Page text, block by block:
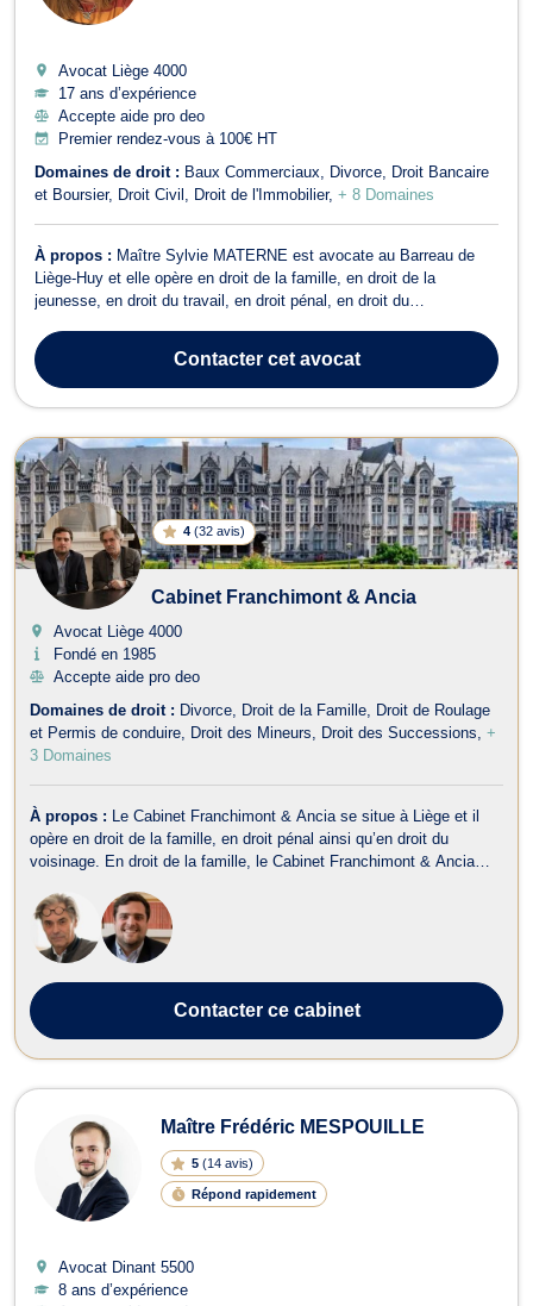
Avocat Liège 4000
17 ans d’expérience
Accepte aide pro deo
Premier rendez-vous à 100€ HT
Domaines de droit : Baux Commerciaux Divorce
Droit Bancaire
et Boursier
Droit Civil Droit de l'Immobilier + 8 Domaines
À propos : Maître Sylvie MATERNE est avocate au Barreau de
Liège-Huy et elle opère en droit de la famille, en droit de la
jeunesse, en droit du travail, en droit pénal, en droit du
en droit des sociétés, et en droit du crédit et de la consommation.
Maître Sylvie MATERNE ...
Contactercet avocat
4 (32 avis)
Cabinet Franchimont & Ancia
Avocat Liège 4000
Fondé en 1985
Accepte aide pro deo
Domaines de droit : Divorce Droit de la Famille
Droit de Roulage
et Permis de conduire
Droit des Mineurs Droit des Successions +
3 Domaines
À propos :
Le Cabinet Franchimont & Ancia se situe à Liège et il
opère en droit de la famille, en droit pénal ainsi qu’en droit du
voisinage. En droit de la famille, le Cabinet Franchimont & Ancia
droit de la jeunesse. Il traite aussi les contentieux relev...
Contacterce cabinet
Maître Frédéric MESPOUILLE
5 (14 avis)
Répond rapidement
Avocat Dinant 5500
8 ans d’expérience